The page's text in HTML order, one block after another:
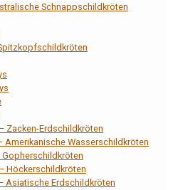
Schnappschildkröten
Zacken-Erdschildkröten
Amerikanische Wasserschildkröten
Höckerschildkröten
Asiatische Erdschildkröten